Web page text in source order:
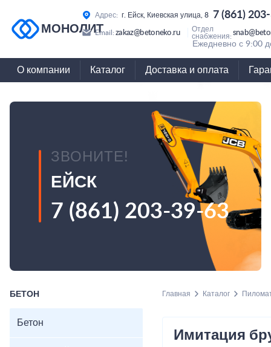
МОНОЛИТ
Адрес: г. Ейск, Киевская улица, 8 7 (861)
Email: zakaz@betoneko.ru
Отдел
снабжения:
Ежедневно с 9:00
О компании Каталог Доставка и оплата
ЗВОНИТЕ!
ЕЙСК
7 (861) 203-39-63
БЕТОН
Бетон
Главная Каталог
Имитация